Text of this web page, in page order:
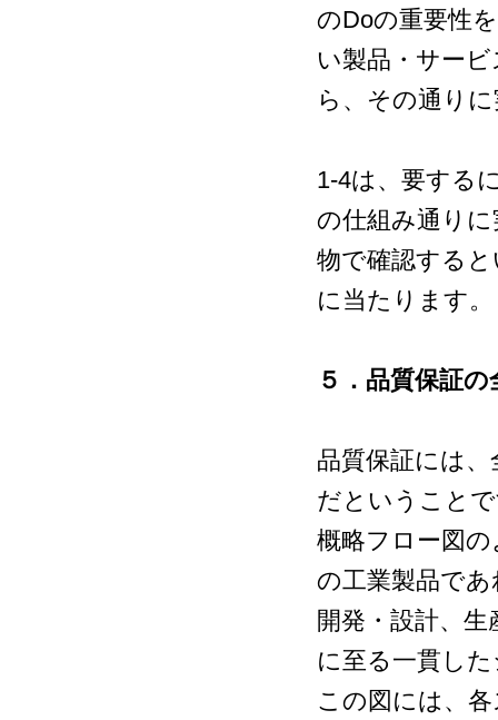
のDoの重要性
い製品・サー
ら、その通り
1-4は、要する
の仕組み通り
物で確認する
に当たります
５．品質保証
品質保証には
だということ
概略フロー図
の工業製品で
開発・設計、
に至る一貫し
この図には、